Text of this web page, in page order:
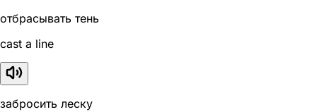
отбрасывать тень
cast a line
забросить леску